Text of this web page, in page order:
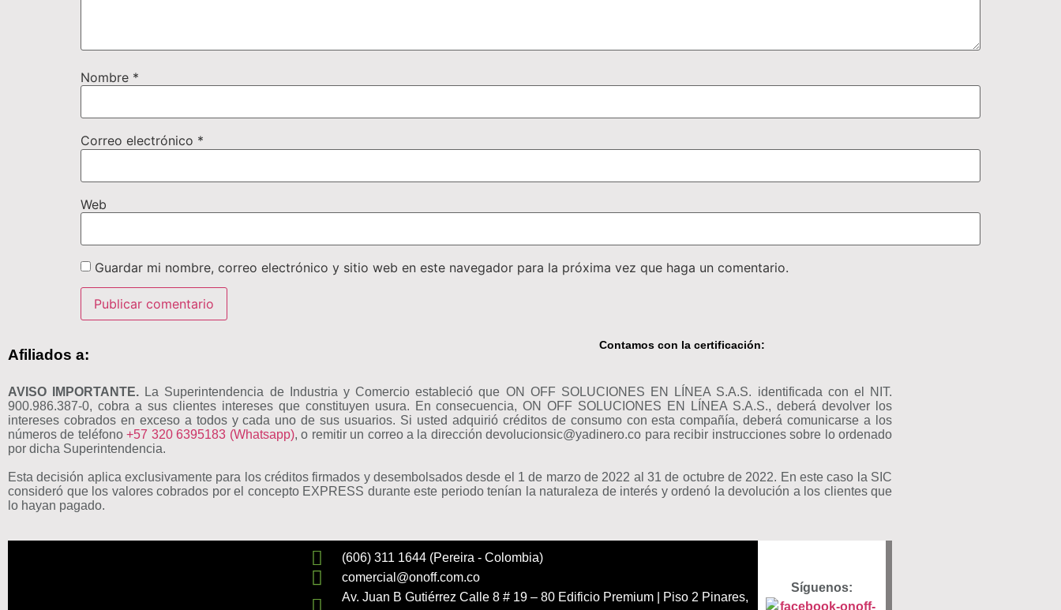
Nombre *
Correo electrónico *
Web
Guardar mi nombre, correo electrónico y sitio web en este navegador para la próxima vez que haga un comentario.
Afiliados a:
Contamos con la certificación:
AVISO IMPORTANTE. La Superintendencia de Industria y Comercio estableció que ON OFF SOLUCIONES EN LÍNEA S.A.S. identificada con el NIT.
900.986.387-0, cobra a sus clientes intereses que constituyen usura. En consecuencia, ON OFF SOLUCIONES EN LÍNEA S.A.S., deberá devolver los
intereses cobrados en exceso a todos y cada uno de sus usuarios. Si usted adquirió créditos de consumo con esta compañía, deberá comunicarse a los
números de teléfono+57 320 6395183 (Whatsapp), o remitir un correo a la dirección devolucionsic@yadinero.co para recibir instrucciones sobre lo ordenado
por dicha Superintendencia.
Esta decisión aplica exclusivamente para los créditos firmados y desembolsados desde el 1 de marzo de 2022 al 31 de octubre de 2022. En este caso la SIC
consideró que los valores cobrados por el concepto EXPRESS durante este periodo tenían la naturaleza de interés y ordenó la devolución a los clientes que
lo hayan pagado.
(606) 311 1644 (Pereira - Colombia)
comercial@onoff.com.co
Av. Juan B Gutiérrez Calle 8 # 19 – 80 Edificio Premium | Piso 2 Pinares,
Síguenos: